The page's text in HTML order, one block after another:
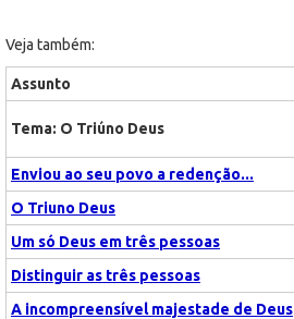
Veja também:
Assunto
Tema: O Triúno Deus
Enviou ao seu povo a redenção...
O Triuno Deus
Um só Deus em três pessoas
Distinguir as três pessoas
A incompreensível majestade de Deus